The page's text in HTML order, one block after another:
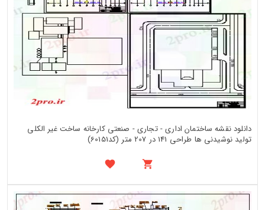
دانلود نقشه ساختمان اداری - تجاری - صنعتی کارخانه ساخت غیر الکلی
تولید نوشیدنی ها طراحی 141 در 207 متر (کد60151)